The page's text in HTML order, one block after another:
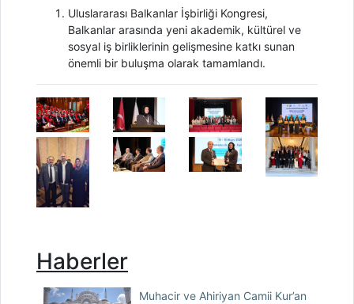
Uluslararası Balkanlar İşbirliği Kongresi,
Balkanlar arasında yeni akademik, kültürel ve
sosyal iş birliklerinin gelişmesine katkı sunan
önemli bir buluşma olarak tamamlandı.
Haberler
Muhacir ve Ahiriyan Camii Kur’an